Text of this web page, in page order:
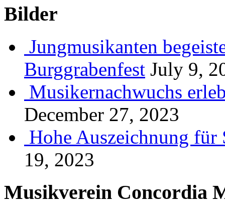
Bilder
Jungmusikanten
Burggrabenfest July 9,
Musikernachwuchs
December 27, 2023
Hohe Auszeichnung für
19, 2023
Musikverein Concordia